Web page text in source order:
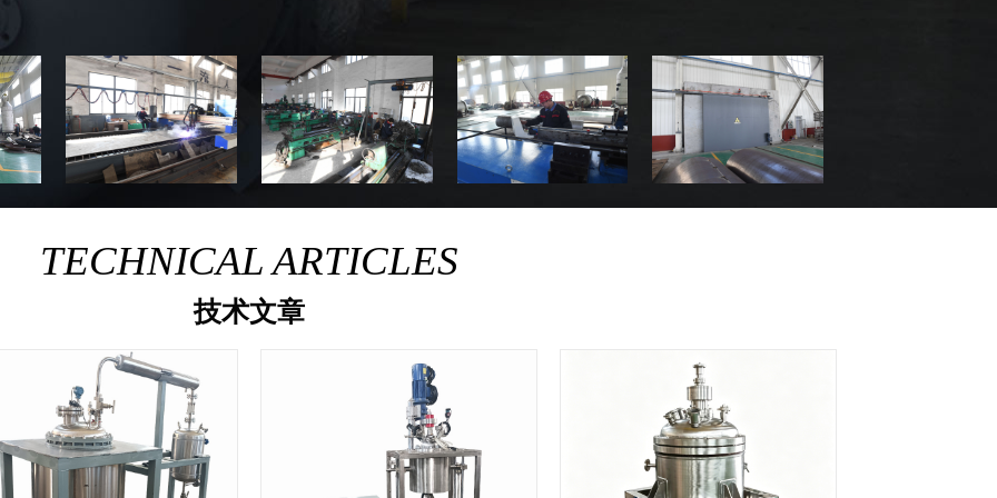
TECHNICAL ARTICLES
技术文章